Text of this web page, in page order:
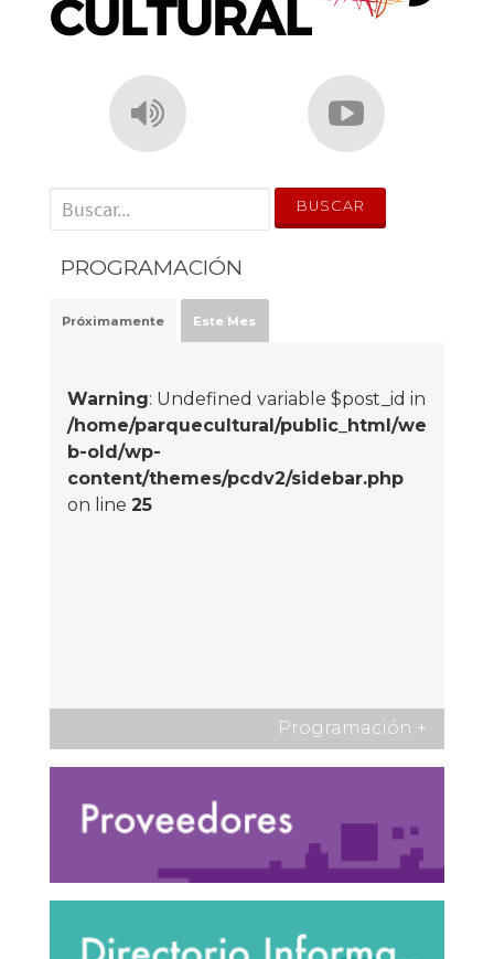
' . __('Search for:') . '
PROGRAMACIÓN
Próximamente Este Mes
Warning: Undefined variable $post_id in
/home/parquecultural/public_html/we
b-old/wp-
content/themes/pcdv2/sidebar.php
on line 25
Programación +